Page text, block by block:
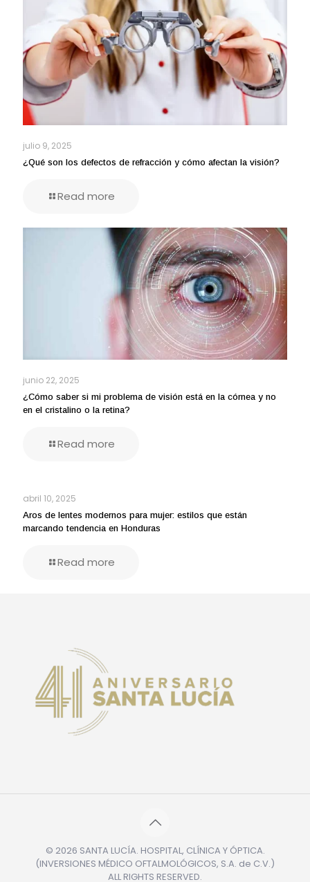
julio 9, 2025
¿Qué son los defectos de refracción y cómo afectan la visión?
Read more
junio 22, 2025
¿Cómo saber si mi problema de visión está en la córnea y no
en el cristalino o la retina?
Read more
abril 10, 2025
Aros de lentes modernos para mujer: estilos que están
marcando tendencia en Honduras
Read more
© 2026 SANTA LUCÍA. HOSPITAL, CLÍNICA Y ÓPTICA.
(INVERSIONES MÉDICO OFTALMOLÓGICOS, S.A. de C.V.)
ALL RIGHTS RESERVED.